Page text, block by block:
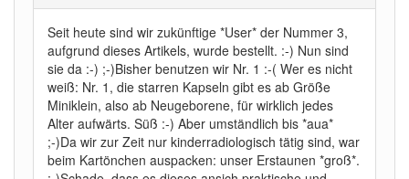
Seit heute sind wir zukünftige *User* der Nummer 3,
aufgrund dieses Artikels, wurde bestellt. :-) Nun sind
sie da :-) ;-)Bisher benutzen wir Nr. 1 :-( Wer es nicht
weiß: Nr. 1, die starren Kapseln gibt es ab Größe
Miniklein, also ab Neugeborene, für wirklich jedes
Alter aufwärts. Süß :-) Aber umständlich bis *aua*
;-)Da wir zur Zeit nur kinderradiologisch tätig sind, war
beim Kartönchen auspacken: unser Erstaunen *groß*.